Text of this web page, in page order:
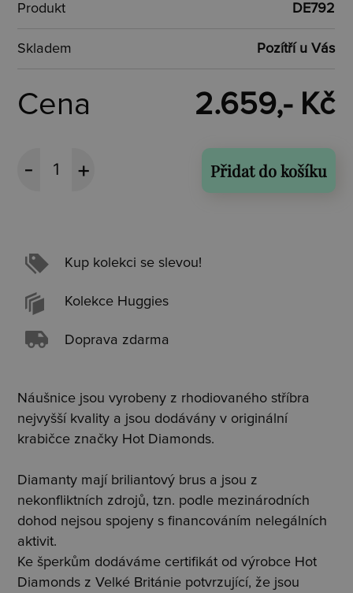
Produkt DE792
Skladem Pozítří u Vás
Cena 2.659,- Kč
Přidat do košíku
Kup kolekci se slevou!
Kolekce Huggies
Doprava zdarma
Náušnice jsou vyrobeny z rhodiovaného stříbra
nejvyšší kvality a jsou dodávány v originální
krabičce značky Hot Diamonds.
Diamanty mají briliantový brus a jsou z
nekonfliktních zdrojů, tzn. podle mezinárodních
dohod nejsou spojeny s financováním nelegálních
aktivit.
Ke šperkům dodáváme certifikát od výrobce Hot
Diamonds z Velké Británie potvrzující, že jsou